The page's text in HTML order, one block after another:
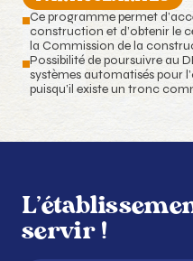
Ce programme permet
construction et d’obtenir le
la Commission de la
Possibilité de poursuivre au
systèmes automatisés pour
puisqu’il existe un tronc
servir !